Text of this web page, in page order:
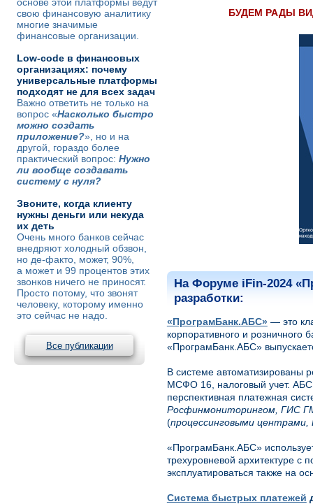
свою финансовую аналитику
многие значимые
финансовые организации.
Low-code в финансовых
организациях: почему
универсальные платформы
подходят не для всех задач
Важно ответить не только на
вопрос «Насколько быстро
можно создать
приложение?», но и на
другой, гораздо более
практический вопрос: Нужно
ли вообще создавать
систему с нуля?
Звоните, когда клиенту
нужны деньги или некуда
их деть
Очень много банков сейчас
внедряют холодный обзвон,
но де-факто, может, 90%,
а может и 99 процентов этих
звонков ничего не приносят.
Просто потому, что звонят
человеку, которому именно
это сейчас не надо.
Все публикации
БУДЕМ РАДЫ
На Форуме iFin-2024
разработки:
«ПрограмБанк.АБС»— это
корпоративного и розничного
«ПрограмБанк.АБС»
В системе
МСФО 16, налоговый учет. АБС
перспективная платежная
Росфинмониторингом, ГИС
(процессинговыми
«ПрограмБанк.АБС»
трехуровневой архитектуре
эксплуатироваться также на
Система быстрых платежей